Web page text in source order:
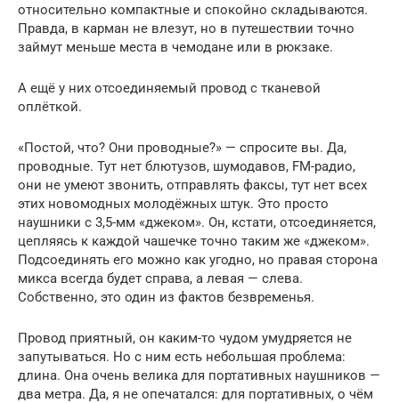
относительно компактные и спокойно складываются.
Правда, в карман не влезут, но в путешествии точно
займут меньше места в чемодане или в рюкзаке.
А ещё у них отсоединяемый провод с тканевой
оплёткой.
«Постой, что? Они проводные?» — спросите вы. Да,
проводные. Тут нет блютузов, шумодавов, FM-радио,
они не умеют звонить, отправлять факсы, тут нет всех
этих новомодных молодёжных штук. Это просто
наушники с 3,5-мм «джеком». Он, кстати, отсоединяется,
цепляясь к каждой чашечке точно таким же «джеком».
Подсоединять его можно как угодно, но правая сторона
микса всегда будет справа, а левая — слева.
Собственно, это один из фактов безвременья.
Провод приятный, он каким-то чудом умудряется не
запутываться. Но с ним есть небольшая проблема:
длина. Она очень велика для портативных наушников —
два метра. Да, я не опечатался: для портативных, о чём